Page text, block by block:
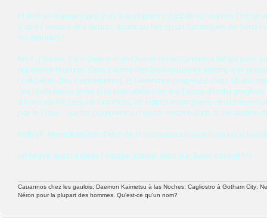
Et dois-je vraiment préciser à quel point j'ai jubilé en voyons
y as-t-il encore des doutes quant au fait qu'un fanatiques de Sens
les mondes?
Bref : j'adore, car même si mon favoris reste surement Néant pour
réponses fournies dans Cosmo très bien trouvées (même si je
réalisation des événements), et l'aventure proposée dans Chaos
ces révélations. Je ne suis pas tatillon sur les fautes
à base de flèches, de numéros, de lettres incongrues, et des
par le Cube... qui me poussent à creuser encore dans la résolution
ReBref : Merci Romaric d'être de si mauvaises mains mais un si bon
(et bravo aussi à toute l'équipe autour, bien sur. Beau boulot! ^^)
Cauannos chez les gaulois; Daemon Kaimetsu à las Noches; Cagliostro à Gotham City;
Néron pour la plupart des hommes. Qu'est-ce qu'un nom?